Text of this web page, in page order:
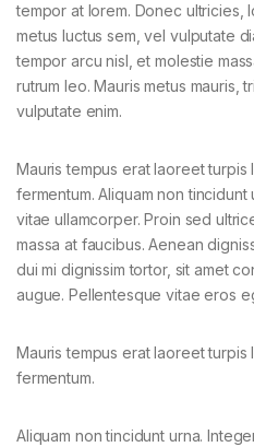
tempor at lorem. Donec ultricies,
metus luctus sem, vel vulputate
tempor arcu nisl, et molestie
rutrum leo. Mauris metus mauris,
vulputate enim.
Mauris tempus erat laoreet
fermentum. Aliquam non
vitae ullamcorper. Proin sed
massa at faucibus. Aenean
dui mi dignissim tortor, sit amet
augue. Pellentesque vitae eros
Mauris tempus erat laoreet
fermentum.
Aliquam non tincidunt urna.